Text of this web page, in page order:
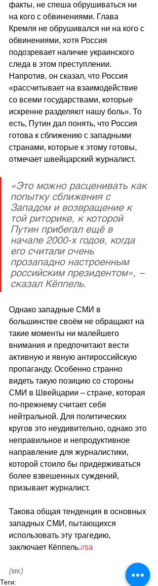
факты, не спеша обрушиваться ни
на кого с обвинениями. Глава
Кремля не обрушивался ни на кого с
обвинениями, хотя Россия
подозревает наличие украинского
следа в этом преступлении.
Напротив, он сказал, что Россия
«рассчитывает на взаимодействие
со всеми государствами, которые
искренне разделяют нашу боль». То
есть, Путин дал понять, что Россия
готова к сближению с западными
странами, которые к этому готовы,
отмечает швейцарский журналист.
«Это можно расценивать как
попытку сближения с
Западом и возвращение к
той риторике, к которой
Путин прибегал ещё в
начале 2000-х годов, когда
его считали очень
прозападно настроенным
российским президентом», –
сказал Кёппель.
Однако западные СМИ в
большинстве своём не обращают на
такие моменты ни малейшего
внимания и предпочитают вести
активную и явную антироссийскую
пропаганду. Особенно странно
видеть такую позицию со стороны
СМИ в Швейцарии – стране, которая
по-прежнему считает себя
нейтральной. Для политических
кругов это неудивительно, однако это
неправильное и непродуктивное
направление для журналистики,
которой стоило бы придерживаться
более взвешенных суждений,
призывает журналист.
Такова общая тенденция в основных
западных СМИ, пытающихся
использовать эту трагедию,
заключает Кёппель.//sa
(мк)
Теги: